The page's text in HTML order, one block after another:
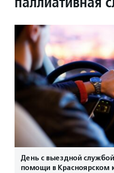
День с выездной
помощи в Красноярском